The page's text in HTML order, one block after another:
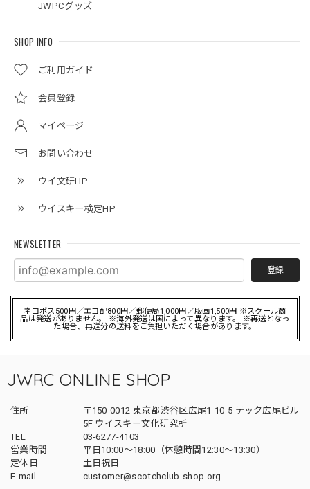
JWPCグッズ
SHOP INFO
ご利用ガイド
会員登録
マイページ
お問い合わせ
ウイ文研HP
ウイスキー検定HP
NEWSLETTER
登録
ネコポス500円／エコ配800円／郵便局1,000円／版画1,500円 ※スクール商
品は発送がありません。 ※海外発送は国によって異なります。 ※再送となっ
た場合、再送分の送料をご負担いただく場合があります。
JWRC ONLINE SHOP
住所
〒150-0012 東京都渋谷区広尾1-10-5 テック広尾ビル
5F ウイスキー文化研究所
TEL
03-6277-4103
営業時間
平日10:00～18:00（休憩時間12:30～13:30）
定休日
土日祝日
E-mail
customer@scotchclub-shop.org